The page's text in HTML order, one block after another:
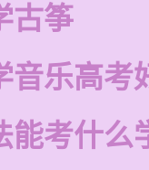
古筝
音乐高考
能考什么